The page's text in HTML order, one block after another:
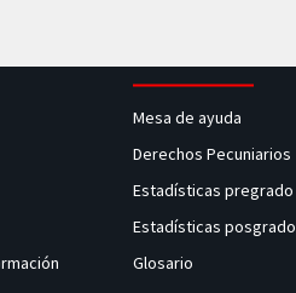
Mesa de ayuda
Derechos Pecuniarios
Estadísticas pregrado
Estadísticas posgrado
Glosario